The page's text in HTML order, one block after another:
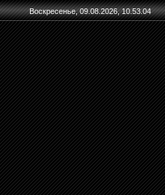
Воскресенье, 09.08.2026, 10.53.04